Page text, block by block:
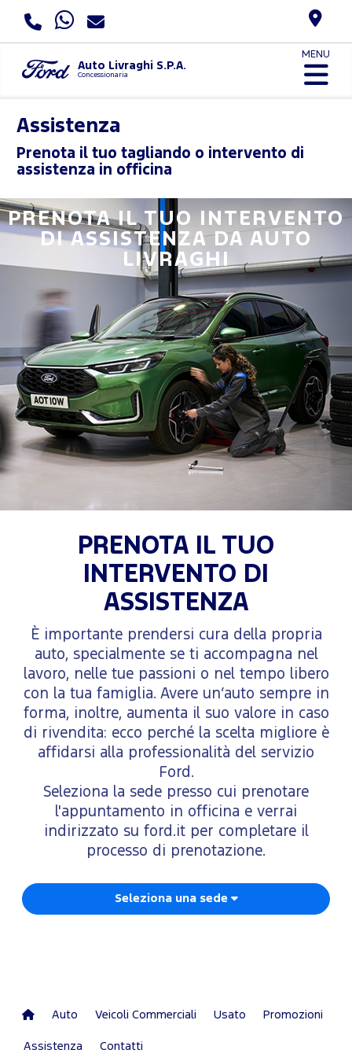
Auto Livraghi S.P.A.
Concessionaria
MENU
Assistenza
Prenota il tuo tagliando o intervento di
assistenza in officina
PRENOTA IL TUO INTERVENTO
DI ASSISTENZA DA AUTO
LIVRAGHI
PRENOTA IL TUO
INTERVENTO DI
ASSISTENZA
È importante prendersi cura della propria
auto, specialmente se ti accompagna nel
lavoro, nelle tue passioni o nel tempo libero
con la tua famiglia. Avere un’auto sempre in
forma, inoltre, aumenta il suo valore in caso
di rivendita: ecco perché la scelta migliore è
affidarsi alla professionalità del servizio
Ford.
Seleziona la sede presso cui prenotare
l'appuntamento in officina e verrai
indirizzato su ford.it per completare il
processo di prenotazione.
Seleziona una sede
Auto Veicoli Commerciali Usato Promozioni
Assistenza Contatti